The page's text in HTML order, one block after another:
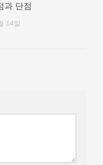
과 단점
14일